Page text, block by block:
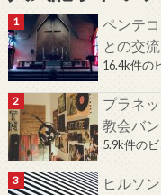
ペンテ
との交
16.4k件の
プラネ
教会バ
5.9k件の
ヒルソ